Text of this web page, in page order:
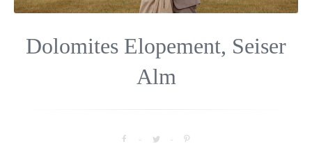
Dolomites Elopement, Seiser
Alm